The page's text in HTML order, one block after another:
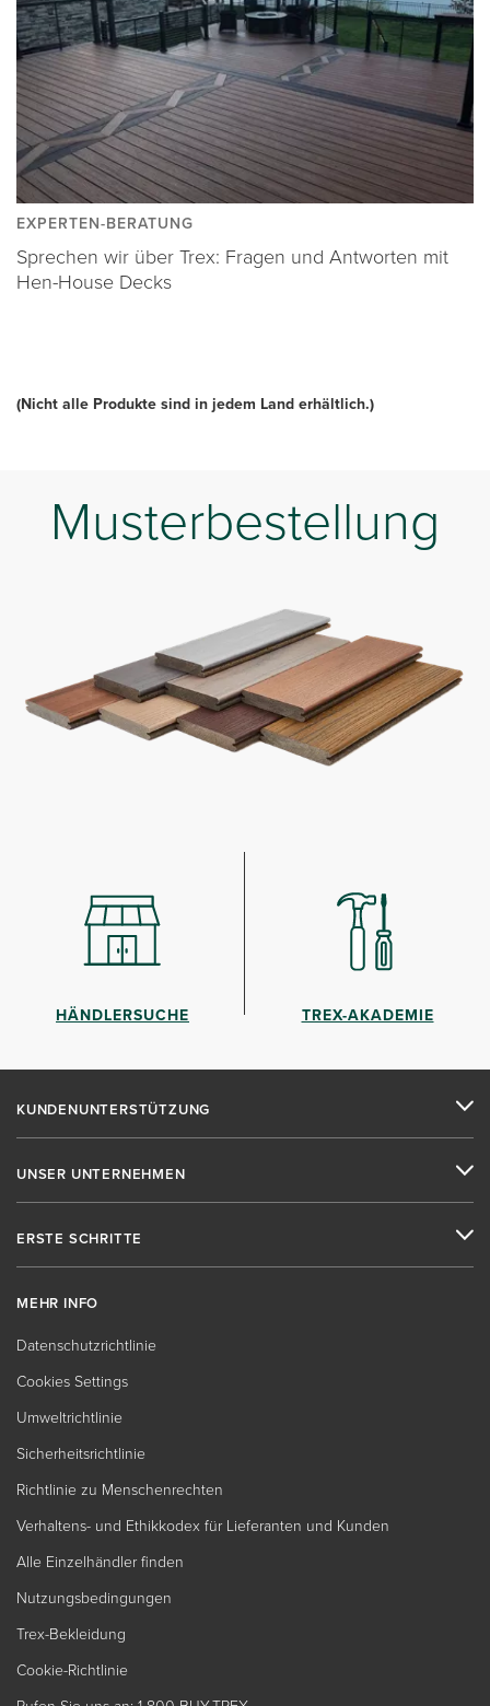
EXPERTEN-BERATUNG
Sprechen wir über Trex: Fragen und Antworten mit
Hen-House Decks
(Nicht alle Produkte sind in jedem Land erhältlich.)
Musterbestellung
HÄNDLERSUCHE TREX-AKADEMIE
KUNDENUNTERSTÜTZUNG
UNSER UNTERNEHMEN
ERSTE SCHRITTE
MEHR INFO
Datenschutzrichtlinie
Cookies Settings
Umweltrichtlinie
Sicherheitsrichtlinie
Richtlinie zu Menschenrechten
Verhaltens- und Ethikkodex für Lieferanten und Kunden
Alle Einzelhändler finden
Nutzungsbedingungen
Trex-Bekleidung
Cookie-Richtlinie